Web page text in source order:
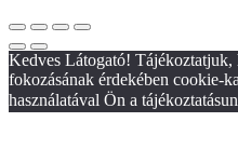
Kedves Látogató!
fokozásának érdekében cookie-
használatával Ön a